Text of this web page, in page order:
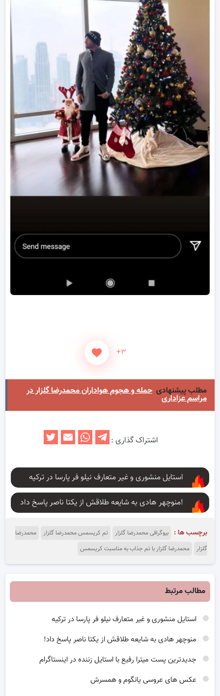
+۳
مطلب پیشنهادی حمله و هجوم هواداران محمدرضا گلزار در
مراسم عزاداری
اشتراک گذاری :
استایل منشوری و غیر متعارف نیلو فر پارسا در ترکیه
منوچهر هادی به شایعه طلاقش از یکتا ناصر پاسخ داد!
برچسب ها : بیوگرافی محمدرضا گلزار تم کریسمس محمدرضا گلزار
محمدرضا
گلزار
محمدرضا گلزار با تم جذاب به مناسبت کریسمس
مطالب مرتبط
استایل منشوری و غیر متعارف نیلو فر پارسا در ترکیه
منوچهر هادی به شایعه طلاقش از یکتا ناصر پاسخ داد!
جدیدترین پست میترا رفیع با استایل زننده در اینستاگرام
عکس های عروسی یانگوم و همسرش